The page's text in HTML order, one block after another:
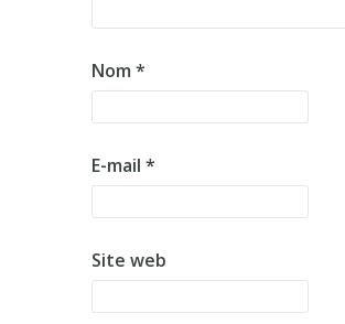
Nom *
E-mail *
Site web